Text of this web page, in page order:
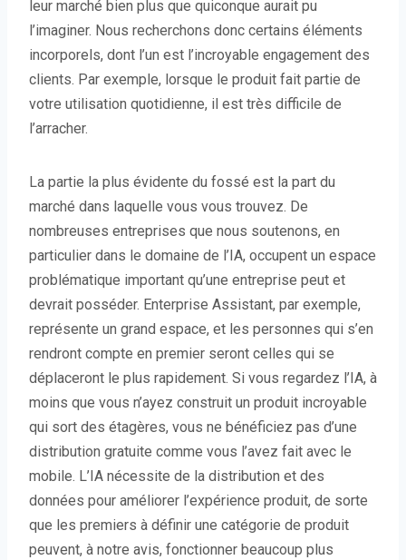
leur marché bien plus que quiconque aurait pu
l’imaginer. Nous recherchons donc certains éléments
incorporels, dont l’un est l’incroyable engagement des
clients. Par exemple, lorsque le produit fait partie de
votre utilisation quotidienne, il est très difficile de
l’arracher.
La partie la plus évidente du fossé est la part du
marché dans laquelle vous vous trouvez. De
nombreuses entreprises que nous soutenons, en
particulier dans le domaine de l’IA, occupent un espace
problématique important qu’une entreprise peut et
devrait posséder. Enterprise Assistant, par exemple,
représente un grand espace, et les personnes qui s’en
rendront compte en premier seront celles qui se
déplaceront le plus rapidement. Si vous regardez l’IA, à
moins que vous n’ayez construit un produit incroyable
qui sort des étagères, vous ne bénéficiez pas d’une
distribution gratuite comme vous l’avez fait avec le
mobile. L’IA nécessite de la distribution et des
données pour améliorer l’expérience produit, de sorte
que les premiers à définir une catégorie de produit
peuvent, à notre avis, fonctionner beaucoup plus